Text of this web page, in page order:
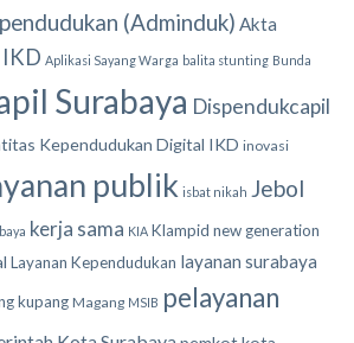
(Adminduk) Akta
Aplikasi Sayang Warga balita stunting Bunda
Surabaya Dispendukcapil
Kependudukan Digital IKD inovasi
publik isbat nikah Jebol
kerja sama KIA Klampid new generation
Layanan Kependudukan layanan surabaya
kupang Magang MSIB pelayanan